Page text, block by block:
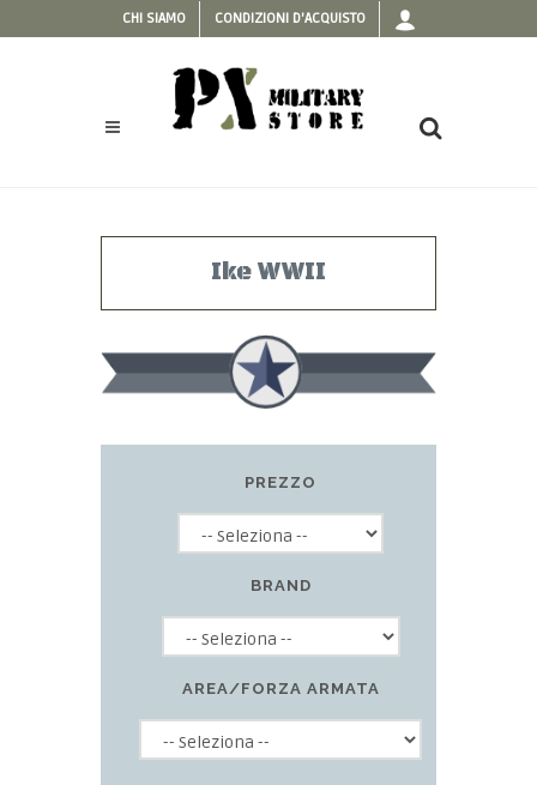
CHI SIAMO CONDIZIONI D'ACQUISTO
Ike WWII
PREZZO
BRAND
AREA/FORZA ARMATA